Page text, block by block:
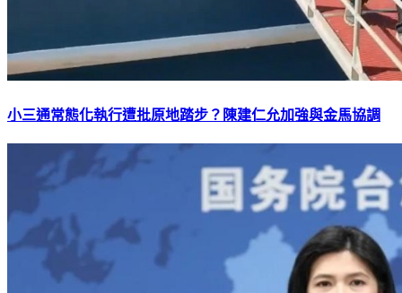
小三通常態化執行遭批原地踏步？陳建仁允加強與金馬協調